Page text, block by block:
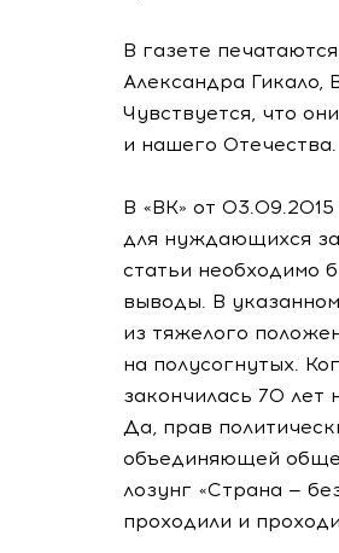
В газете
Александра Гикало,
Чувствуется, что
и нашего Отечества.
В «ВК» от 03.09.2015
для нуждающихся
статьи необходимо
выводы. В
из тяжелого
на полусогнутых.
закончилась 70
Да, прав
объединяющей
лозунг «Страна —
проходили и